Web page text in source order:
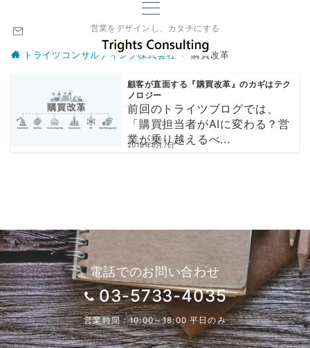
営業をデザインし、カタチにする
トライツコンサルティング株式会社 購買改革
顧客が直面する『購買改革』のカギはテク
ノロジー
前回のトライツブログでは、
「購買担当者がAIに変わる？営
業が乗り越えるべ...
2018年8月7日
電話でのお問い合わせ
03-5733-4035
営業時間：10:00～18:00 平日のみ